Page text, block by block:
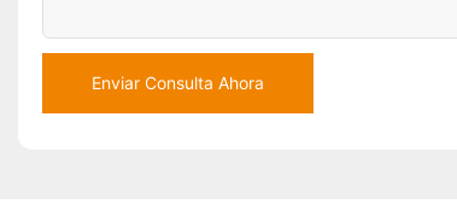
Enviar Consulta Ahora